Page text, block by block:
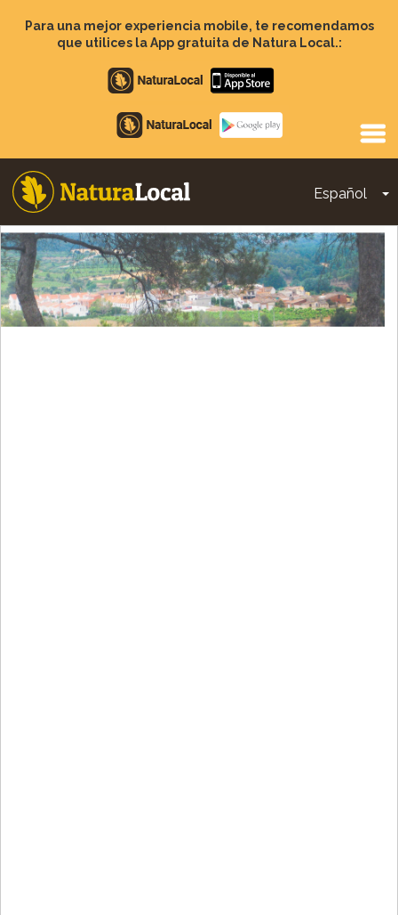
contenido
Para una mejor experiencia mobile, te recomendamos
que utilices la App gratuita de Natura Local.:
Apple
store
Google
Play
Español
Main
navigation